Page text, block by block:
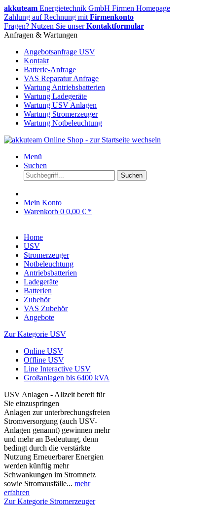
akkuteam Energietechnik GmbH Firmen Homepage
Zahlung auf Rechnung mit Firmenkonto
Fragen? Nutzen Sie unserKontaktformular
Anfragen & Wartungen
Angebotsanfrage USV
Kontakt
Batterie-Anfrage
VAS Reparatur Anfrage
Wartung Antriebsbatterien
Wartung Ladegeräte
Wartung USV Anlagen
Wartung Stromerzeuger
Wartung Notbeleuchtung
Menü
Suchen
Suchen
Mein Konto
Warenkorb 0 0,00 € *
Home
USV
Stromerzeuger
Notbeleuchtung
Antriebsbatterien
Ladegeräte
Batterien
Zubehör
VAS Zubehör
Angebote
Zur Kategorie USV
Online USV
Offline USV
Line Interactive USV
Großanlagen bis 6400 kVA
USV Anlagen - Allzeit bereit für
Sie einzuspringen
Anlagen zur unterbrechungsfreien
Stromversorgung (auch USV-
Anlagen genannt) gewinnen mehr
und mehr an Bedeutung, denn
bedingt durch die verstärkte
Nutzung Erneuerbarer Energien
werden künftig mehr
Schwankungen im Stromnetz
sowie Stromausfälle... mehr
erfahren
Zur Kategorie Stromerzeuger